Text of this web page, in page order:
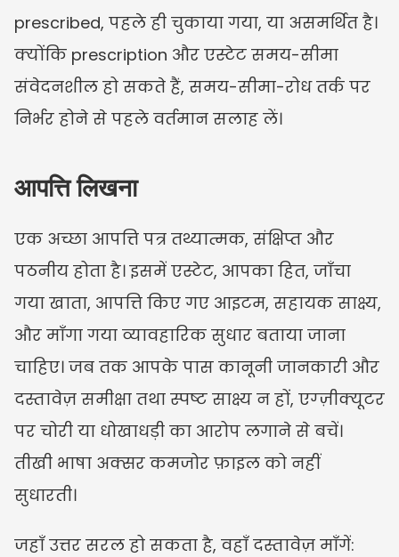
prescribed, पहले ही चुकाया गया, या असमर्थित है।
क्योंकि prescription और एस्टेट समय-सीमा
संवेदनशील हो सकते हैं, समय-सीमा-रोध तर्क पर
निर्भर होने से पहले वर्तमान सलाह लें।
आपत्ति लिखना
एक अच्छा आपत्ति पत्र तथ्यात्मक, संक्षिप्त और
पठनीय होता है। इसमें एस्टेट, आपका हित, जाँचा
गया खाता, आपत्ति किए गए आइटम, सहायक साक्ष्य,
और माँगा गया व्यावहारिक सुधार बताया जाना
चाहिए। जब तक आपके पास कानूनी जानकारी और
दस्तावेज़ समीक्षा तथा स्पष्ट साक्ष्य न हों, एग्ज़ीक्यूटर
पर चोरी या धोखाधड़ी का आरोप लगाने से बचें।
तीखी भाषा अक्सर कमजोर फ़ाइल को नहीं
सुधारती।
जहाँ उत्तर सरल हो सकता है, वहाँ दस्तावेज़ माँगें: